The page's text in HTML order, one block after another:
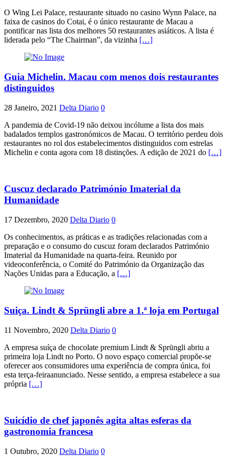
O Wing Lei Palace, restaurante situado no casino Wynn Palace, na
faixa de casinos do Cotai, é o único restaurante de Macau a
pontificar nas lista dos melhores 50 restaurantes asiáticos. A lista é
liderada pelo “The Chairman”, da vizinha […]
Guia Michelin. Macau com menos dois restaurantes
distinguidos
28 Janeiro, 2021 Delta Diario 0
A pandemia de Covid-19 não deixou incólume a lista dos mais
badalados templos gastronómicos de Macau. O território perdeu dois
restaurantes no rol dos estabelecimentos distinguidos com estrelas
Michelin e conta agora com 18 distinções. A edição de 2021 do […]
Cuscuz declarado Património Imaterial da
Humanidade
17 Dezembro, 2020 Delta Diario 0
Os conhecimentos, as práticas e as tradições relacionadas com a
preparação e o consumo do cuscuz foram declarados Património
Imaterial da Humanidade na quarta-feira. Reunido por
videoconferência, o Comité do Património da Organização das
Nações Unidas para a Educação, a […]
Suiça. Lindt & Sprüngli abre a 1.ª loja em Portugal
11 Novembro, 2020 Delta Diario 0
A empresa suíça de chocolate premium Lindt & Sprüngli abriu a
primeira loja Lindt no Porto. O novo espaço comercial propõe-se
oferecer aos consumidores uma experiência de compra única, foi
esta terça-feiraanunciado. Nesse sentido, a empresa estabelece a sua
própria […]
Suicídio de chef japonês agita altas esferas da
gastronomia francesa
1 Outubro, 2020 Delta Diario 0